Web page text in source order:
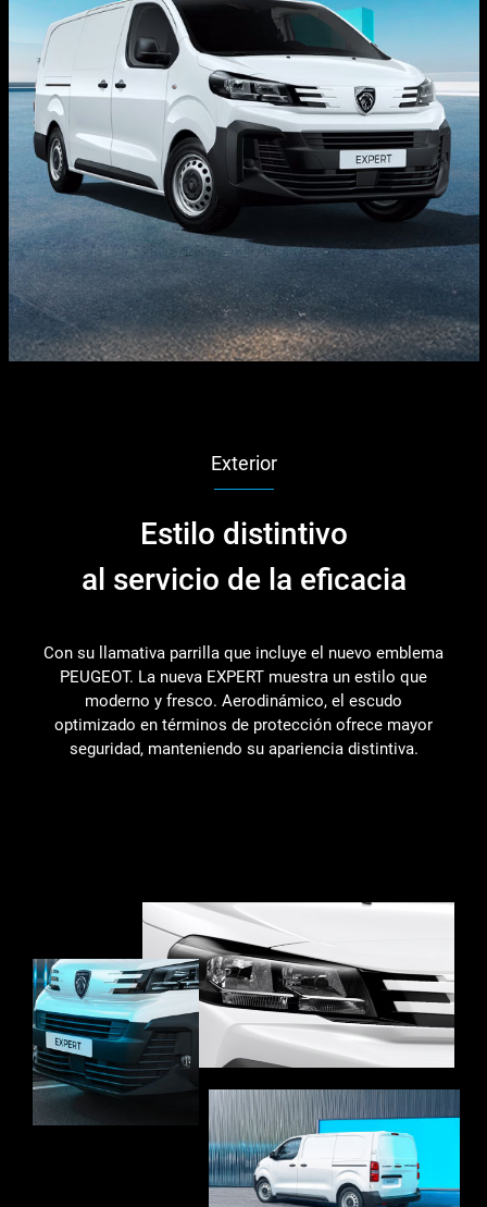
Exterior
Estilo distintivo
al servicio de la eficacia
Con su llamativa parrilla que incluye el nuevo emblema
PEUGEOT. La nueva EXPERT muestra un estilo que
moderno y fresco. Aerodinámico, el escudo
optimizado en términos de protección ofrece mayor
seguridad, manteniendo su apariencia distintiva.